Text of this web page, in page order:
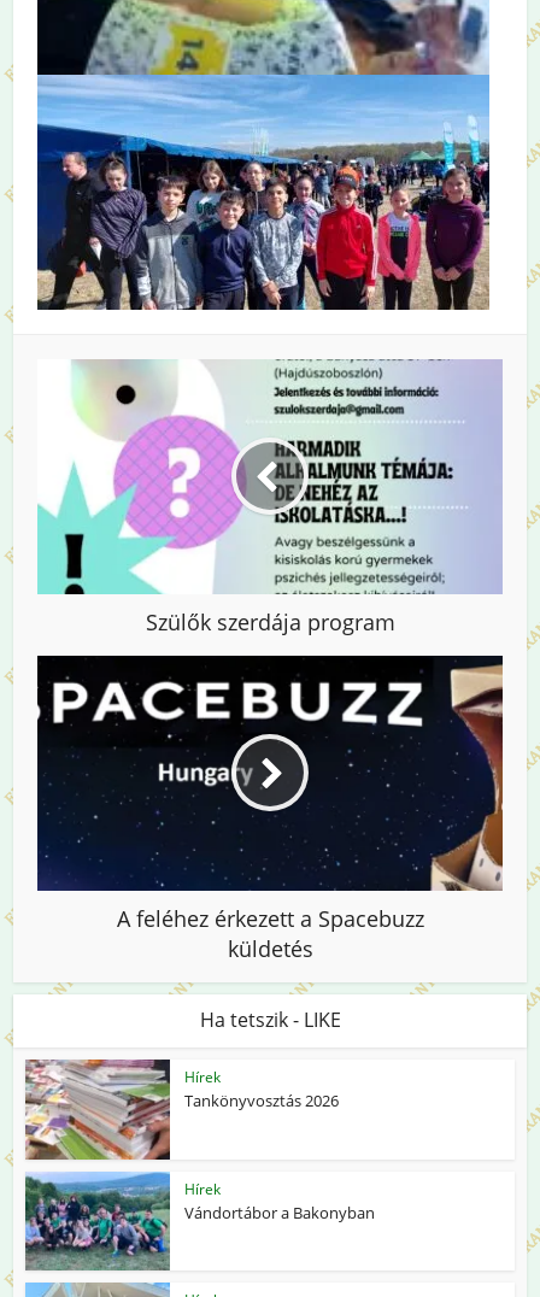
Szülők szerdája program
A feléhez érkezett a Spacebuzz
küldetés
Ha tetszik - LIKE
Hírek
Tankönyvosztás 2026
Hírek
Vándortábor a Bakonyban